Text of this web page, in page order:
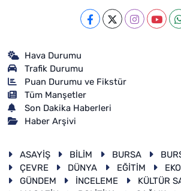
Hava Durumu
Trafik Durumu
Puan Durumu ve Fikstür
Tüm Manşetler
Son Dakika Haberleri
Haber Arşivi
ASAYİŞ BİLİM BURSA
ÇEVRE
DÜNYA EĞİTİM
GÜNDEM
İNCELEME
KÜLTÜR